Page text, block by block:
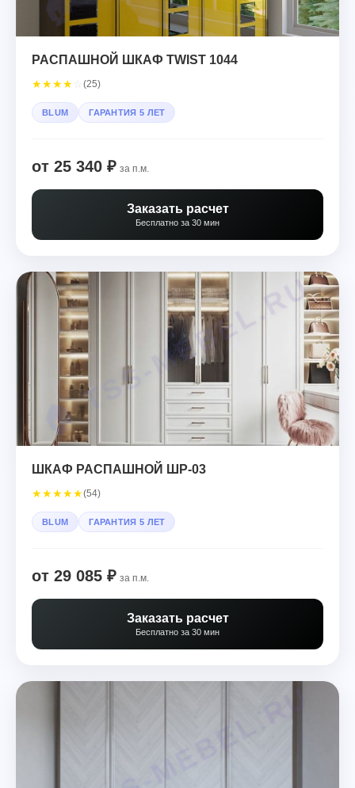
РАСПАШНОЙ ШКАФ TWIST 1044
★★★★ (25)
BLUM ГАРАНТИЯ 5 ЛЕТ
от 25 340 ₽ за п.м.
Заказать расчет
Бесплатно за 30 мин
ШКАФ РАСПАШНОЙ ШР-03
★★★★★(54)
BLUM ГАРАНТИЯ 5 ЛЕТ
от 29 085 ₽ за п.м.
Заказать расчет
Бесплатно за 30 мин